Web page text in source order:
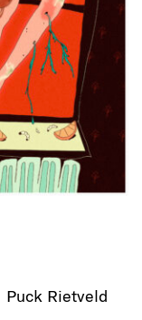
Puck Rietveld